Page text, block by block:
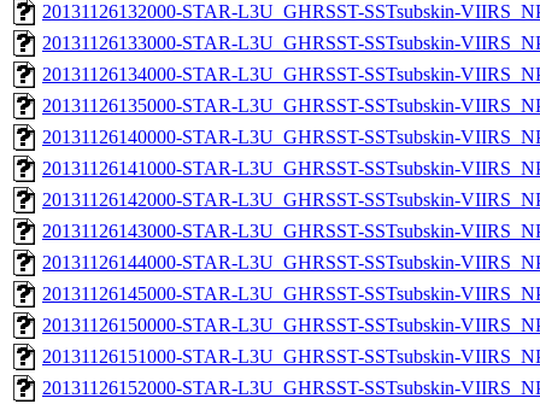
20131126132000-STAR-L3U_GHRSST-SSTsubskin-
20131126133000-STAR-L3U_GHRSST-SSTsubskin-
20131126134000-STAR-L3U_GHRSST-SSTsubskin-
20131126135000-STAR-L3U_GHRSST-SSTsubskin-
20131126140000-STAR-L3U_GHRSST-SSTsubskin-
20131126141000-STAR-L3U_GHRSST-SSTsubskin-
20131126142000-STAR-L3U_GHRSST-SSTsubskin-
20131126143000-STAR-L3U_GHRSST-SSTsubskin-
20131126144000-STAR-L3U_GHRSST-SSTsubskin-
20131126145000-STAR-L3U_GHRSST-SSTsubskin-
20131126150000-STAR-L3U_GHRSST-SSTsubskin-
20131126151000-STAR-L3U_GHRSST-SSTsubskin-
20131126152000-STAR-L3U_GHRSST-SSTsubskin-